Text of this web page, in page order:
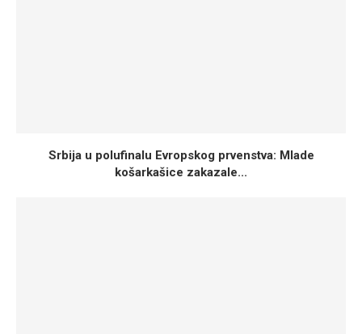
Srbija u polufinalu Evropskog prvenstva: Mlade
košarkašice zakazale...